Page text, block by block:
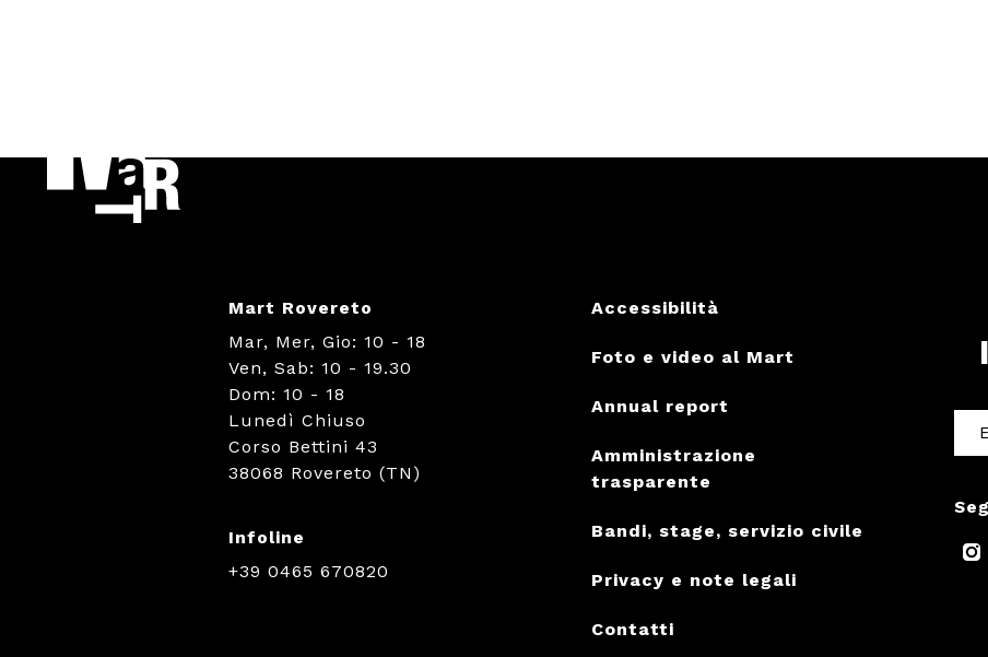
Mart Rovereto
Mar, Mer, Gio: 10 - 18
Ven, Sab: 10 - 19.30
Dom: 10 - 18
Lunedì Chiuso
Corso Bettini 43
38068 Rovereto (TN)
Infoline
+39 0465 670820
Accessibilità
Foto e video al Mart
Annual report
Amministrazione
trasparente
Bandi, stage, servizio civile
Privacy e note legali
Contatti